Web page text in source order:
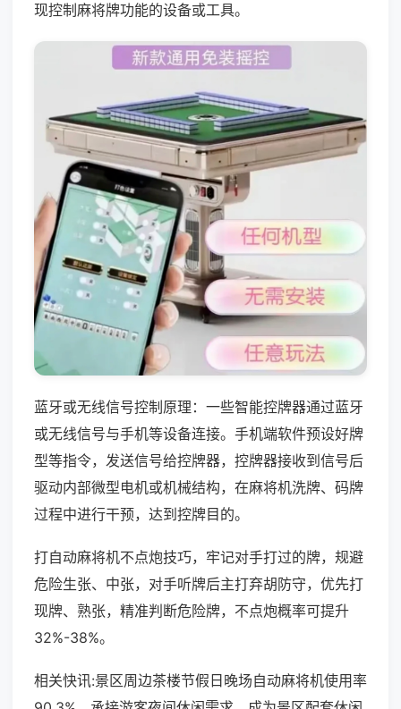
现控制麻将牌功能的设备或工具。
蓝牙或无线信号控制原理：一些智能控牌器通过蓝牙
或无线信号与手机等设备连接。手机端软件预设好牌
型等指令，发送信号给控牌器，控牌器接收到信号后
驱动内部微型电机或机械结构，在麻将机洗牌、码牌
过程中进行干预，达到控牌目的。
打自动麻将机不点炮技巧，牢记对手打过的牌，规避
危险生张、中张，对手听牌后主打弃胡防守，优先打
现牌、熟张，精准判断危险牌，不点炮概率可提升
32%-38%。
相关快讯:景区周边茶楼节假日晚场自动麻将机使用率